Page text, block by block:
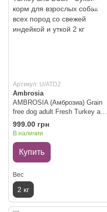
Артикул: U/ATD2
Ambrosia
AMBROSIA (Амброзиа) Grain
free dog adult Fresh Turkey and
Duck - Сухой корм для
взрослых собак всех пород со
999.00 грн
В наличии
Купить
Вес
2 кг